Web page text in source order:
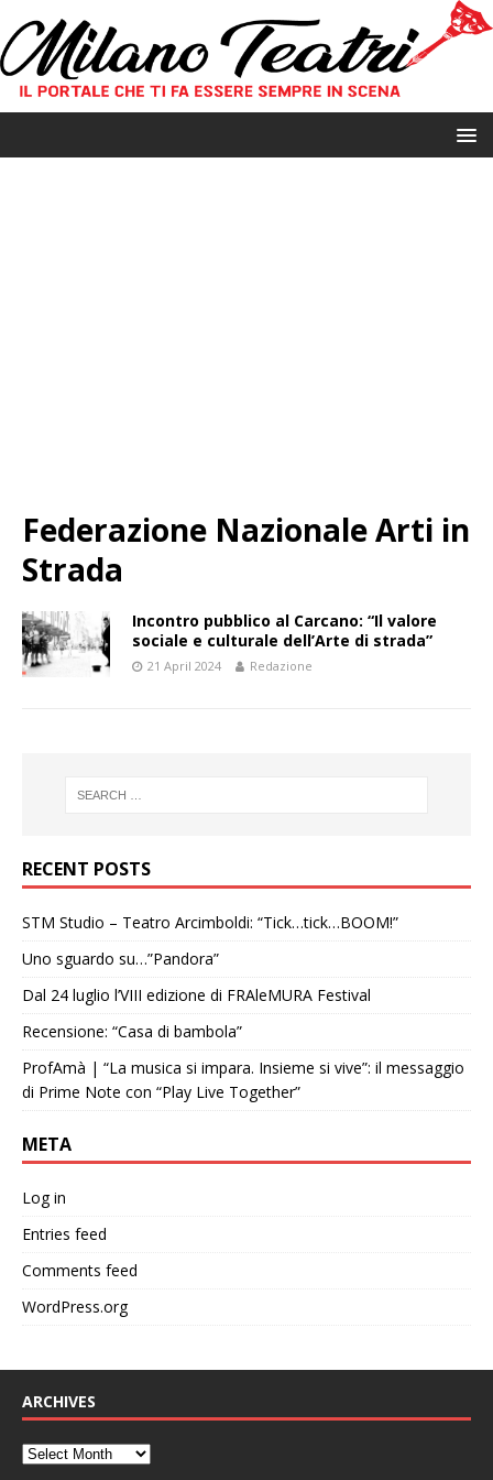
Federazione Nazionale Arti in
Strada
Incontro pubblico al Carcano: “Il valore
sociale e culturale dell’Arte di strada”
21 April 2024 Redazione
RECENT POSTS
STM Studio – Teatro Arcimboldi: “Tick…tick…BOOM!”
Uno sguardo su…”Pandora”
Dal 24 luglio l’VIII edizione di FRAleMURA Festival
Recensione: “Casa di bambola”
ProfAmà | “La musica si impara. Insieme si vive”: il messaggio
di Prime Note con “Play Live Together”
META
Log in
Entries feed
Comments feed
WordPress.org
ARCHIVES